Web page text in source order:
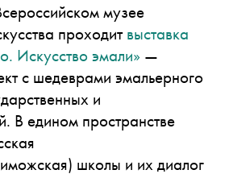
музее
проходитвыставка
Искусство эмали» —
с шедеврами эмальерного
и
В едином пространстве
школы и их диалог